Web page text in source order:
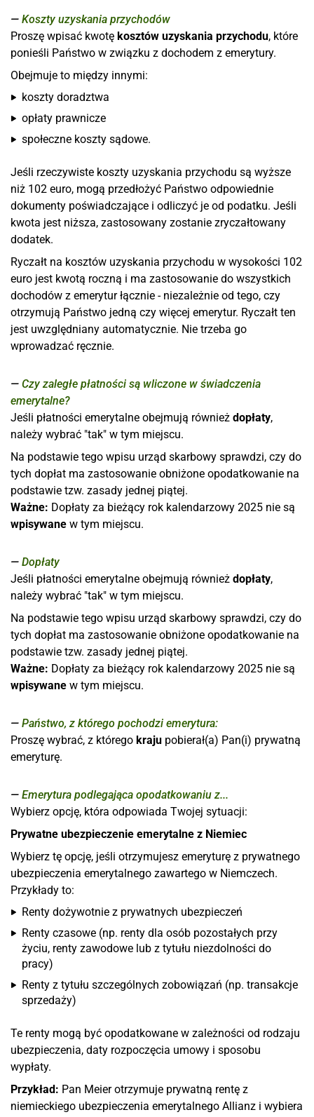
Koszty uzyskania przychodów
Proszę wpisać kwotę kosztów uzyskania przychodu, które
ponieśli Państwo w związku z dochodem z emerytury.
Obejmuje to między innymi:
koszty doradztwa
opłaty prawnicze
społeczne koszty sądowe.
Jeśli rzeczywiste koszty uzyskania przychodu są wyższe
niż 102 euro, mogą przedłożyć Państwo odpowiednie
dokumenty poświadczające i odliczyć je od podatku. Jeśli
kwota jest niższa, zastosowany zostanie zryczałtowany
dodatek.
Ryczałt na kosztów uzyskania przychodu w wysokości 102
euro jest kwotą roczną i ma zastosowanie do wszystkich
dochodów z emerytur łącznie - niezależnie od tego, czy
otrzymują Państwo jedną czy więcej emerytur. Ryczałt ten
jest uwzględniany automatycznie. Nie trzeba go
wprowadzać ręcznie.
Czy zaległe płatności są wliczone w świadczenia
emerytalne?
Jeśli płatności emerytalne obejmują również dopłaty,
należy wybrać "tak" w tym miejscu.
Na podstawie tego wpisu urząd skarbowy sprawdzi, czy do
tych dopłat ma zastosowanie obniżone opodatkowanie na
podstawie tzw. zasady jednej piątej.
Ważne: Dopłaty za bieżący rok kalendarzowy 2025 nie są
wpisywane w tym miejscu.
Dopłaty
Jeśli płatności emerytalne obejmują również dopłaty,
należy wybrać "tak" w tym miejscu.
Na podstawie tego wpisu urząd skarbowy sprawdzi, czy do
tych dopłat ma zastosowanie obniżone opodatkowanie na
podstawie tzw. zasady jednej piątej.
Ważne: Dopłaty za bieżący rok kalendarzowy 2025 nie są
wpisywane w tym miejscu.
Państwo, z którego pochodzi emerytura:
Proszę wybrać, z którego kraju pobierał(a) Pan(i) prywatną
emeryturę.
Emerytura podlegająca opodatkowaniu z...
Wybierz opcję, która odpowiada Twojej sytuacji:
Prywatne ubezpieczenie emerytalne z Niemiec
Wybierz tę opcję, jeśli otrzymujesz emeryturę z prywatnego
ubezpieczenia emerytalnego zawartego w Niemczech.
Przykłady to:
Renty dożywotnie z prywatnych ubezpieczeń
Renty czasowe (np. renty dla osób pozostałych przy
życiu, renty zawodowe lub z tytułu niezdolności do
pracy)
Renty z tytułu szczególnych zobowiązań (np. transakcje
sprzedaży)
Te renty mogą być opodatkowane w zależności od rodzaju
ubezpieczenia, daty rozpoczęcia umowy i sposobu
wypłaty.
Przykład: Pan Meier otrzymuje prywatną rentę z
niemieckiego ubezpieczenia emerytalnego Allianz i wybiera